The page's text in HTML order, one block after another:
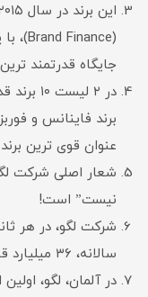
جایگاه قدرتمند
عنوان قوی ترین
شعار اصلی شرکت
نیست” است!
سالانه، ۳۶ میلیارد قطعه درست می کند.
در آلمان، لگو،